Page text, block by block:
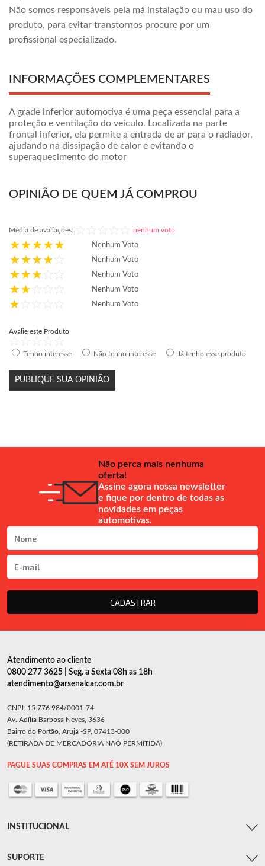
Não somos responsáveis pela má instalação ou mau uso do
produto, para evitar transtornos procure por um
profissional especializado.
INFORMAÇÕES COMPLEMENTARES
A grade inferior automotiva é uma peça essencial para a
proteção e ventilação do veículo. Localizada na parte
frontal inferior, ela permite a entrada de ar para o radiador,
ajudando na dissipação de calor e evitando o
superaquecimento do motor
OPINIÃO DE QUEM JÁ COMPROU
Média de avaliações: nenhum voto
Nenhum Voto
Nenhum Voto
Nenhum Voto
Nenhum Voto
Nenhum Voto
Avalie este Produto
Tenho interesse Não tenho interesse Já tenho esse produto
PUBLIQUE SUA OPINIÃO
Não perca mais nenhuma
oferta!
Assine agora nossa newsletter
e fique por dentro de todas as
novidades em peças
automotivas.
CADASTRAR
Atendimento ao cliente
0800 277 3625 | Seg. a Sexta 08h as 18h
atendimento@arsenalcar.com.br
CNPJ: 15.776.984/0001-74
Av. Adília Barbosa Neves, 3636
Bairro do Portão, Arujá -SP, 07413-000
(RETIRADA DE MERCADORIA NÃO PERMITIDA)
PAGUE SUAS COMPRAS EM ATÉ 10X SEM JUROS
INSTITUCIONAL
SUPORTE